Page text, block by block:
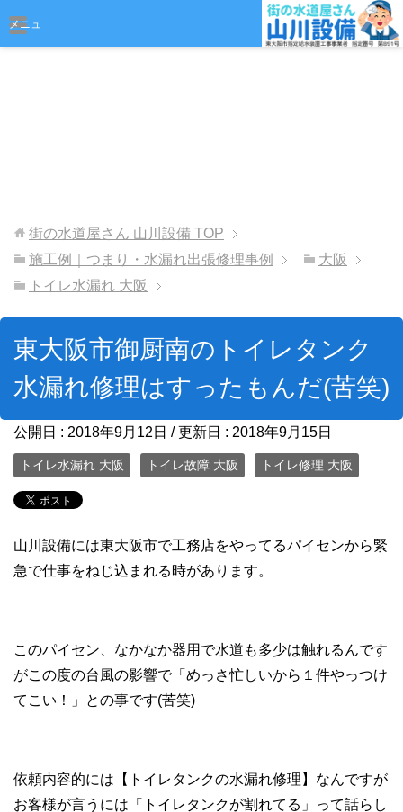
メニュ
街の水道屋さん 山川設備 TOP
施工例｜つまり・水漏れ出張修理事例
大阪
トイレ水漏れ 大阪
東大阪市御厨南のトイレタンク
水漏れ修理はすったもんだ(苦笑)
公開日 : 2018年9月12日 / 更新日 : 2018年9月15日
トイレ水漏れ 大阪 トイレ故障 大阪 トイレ修理 大阪
山川設備には東大阪市で工務店をやってるパイセンから緊
急で仕事をねじ込まれる時があります。
このパイセン、なかなか器用で水道も多少は触れるんです
がこの度の台風の影響で「めっさ忙しいから１件やっつけ
てこい！」との事です(苦笑)
依頼内容的には【トイレタンクの水漏れ修理】なんですが
お客様が言うには「トイレタンクが割れてる」って話らし